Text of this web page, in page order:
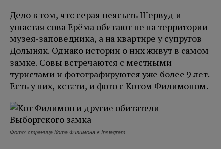
Дело в том, что серая неясыть Шервуд и
ушастая сова Ерёма обитают не на территории
музея-заповедника, а на квартире у супругов
Долыняк. Однако истории о них живут в самом
замке. Совы встречаются с местными
туристами и фотографируются уже более 9 лет.
Есть у них, кстати, и фото с Котом Филимоном.
Фото: страница Кота Филимона в Instagram